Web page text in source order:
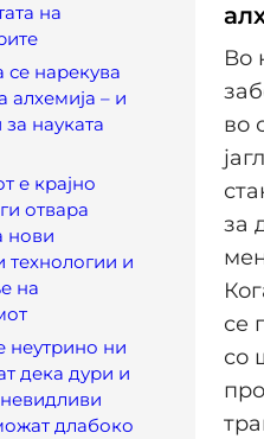
на
нарекува
алхемија – и
науката
е крајно
отвара
нови
технологии и
на
неутрино ни
дека дури и
длабоко
Во
во
за
се
со